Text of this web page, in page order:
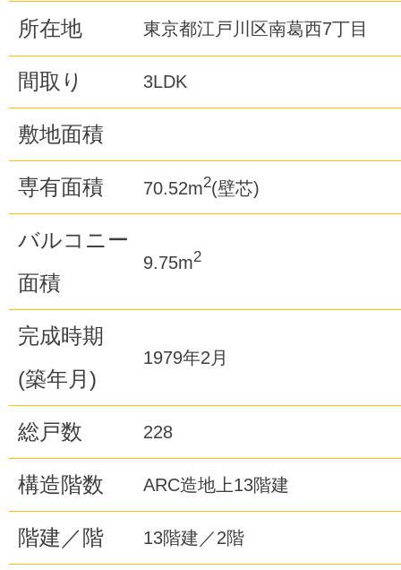
所在地 東京都江戸川区南葛西7丁目
間取り 3LDK
敷地面積
専有面積 70.52m2(壁芯)
バルコニー
面積
9.75m2
完成時期
(築年月)
1979年2月
総戸数 228
構造階数 ARC造地上13階建
階建／階 13階建／2階